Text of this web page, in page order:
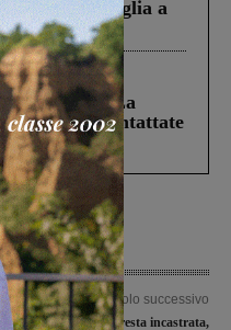
ucciso la figlia a
Miah Billal. La
contattate
Articolo successivo
ribalta con l’auto e resta incastrata,